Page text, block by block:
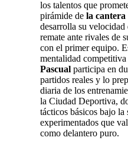
los talentos que
pirámide de la cantera
desarrolla su
remate ante rivales de
con el primer equipo.
mentalidad
Pascual participa en
partidos reales y lo
diaria de los
la Ciudad Deportiva,
tácticos básicos bajo
experimentados que
como delantero puro.